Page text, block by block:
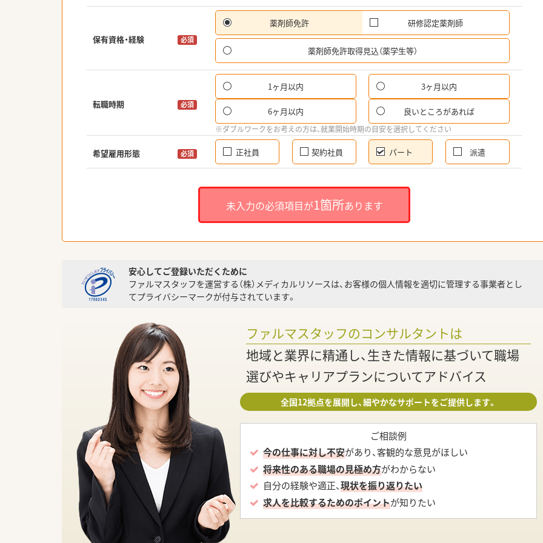
保有資格・経験 必須
薬剤師免許 研修認定薬剤師
薬剤師免許取得見込（薬学生等）
転職時期 必須
1ヶ月以内 3ヶ月以内
6ヶ月以内 良いところがあれば
※ダブルワークをお考えの方は、就業開始時期の目安を選択してください
希望雇用形態 必須 正社員 契約社員 パート 派遣
未入力の必須項目が1箇所あります
安心してご登録いただくために
ファルマスタッフを運営する（株）メディカルリソースは、お客様の個人情報を適切に管理する事業者とし
てプライバシーマークが付与されています。
ファルマスタッフのコンサルタントは
地域と業界に精通し、生きた情報に基づいて職場
選びやキャリアプランについてアドバイス
全国12拠点を展開し、細やかなサポートをご提供します。
ご相談例
今の仕事に対し不安があり、客観的な意見がほしい
将来性のある職場の見極め方がわからない
自分の経験や適正、現状を振り返りたい
求人を比較するためのポイントが知りたい